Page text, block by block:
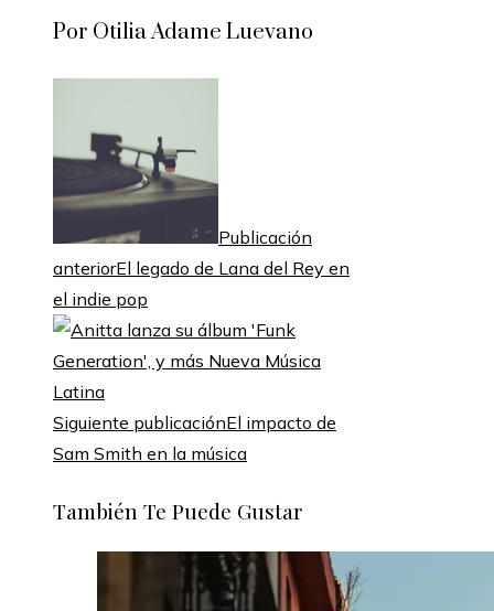
Por Otilia Adame Luevano
Publicación
anteriorEl legado de Lana del Rey en
el indie pop
Siguiente publicaciónEl impacto de
Sam Smith en la música
También Te Puede Gustar